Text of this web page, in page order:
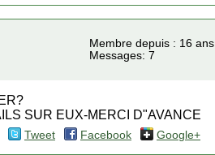
Membre depuis : 16 ans
Messages: 7
SUR EUX-MERCI D"AVANCE
Tweet Facebook Google+